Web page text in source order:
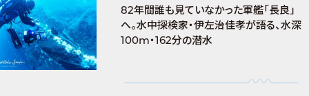
82年間誰も見ていなかった軍艦「長良」
へ。水中探検家・伊左治佳孝が語る、水深
100m・162分の潜水